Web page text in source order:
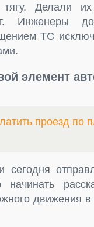
Делали
Инженеры
ТС
элемент
проезд по
сегодня
движения